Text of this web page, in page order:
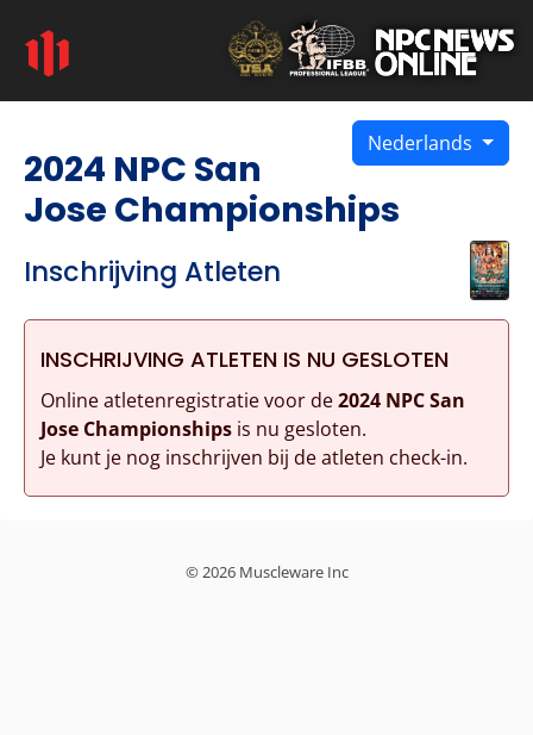
Nederlands
2024 NPC San
Jose Championships
Inschrijving Atleten
INSCHRIJVING ATLETEN IS NU GESLOTEN
Online atletenregistratie voor de2024 NPC San
Jose Championshipsis nu gesloten.
Je kunt je nog inschrijven bij de atleten check-in.
© 2026 Muscleware Inc